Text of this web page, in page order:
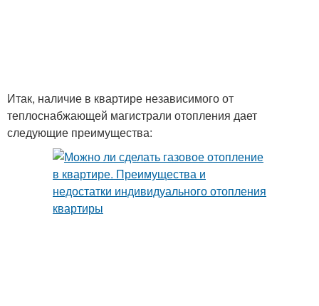
Итак, наличие в квартире независимого от
теплоснабжающей магистрали отопления дает
следующие преимущества: